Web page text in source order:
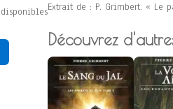
Extrait de : P. Grimbert. « Le
Découvrez